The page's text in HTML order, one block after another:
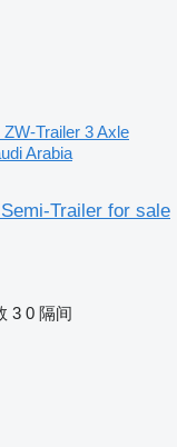
Trailer 3 Axle
Arabia
Trailer for sale
3 0 隔间